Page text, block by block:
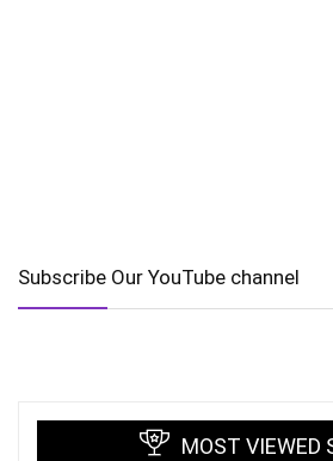
Subscribe Our YouTube channel
MOST VIEWED